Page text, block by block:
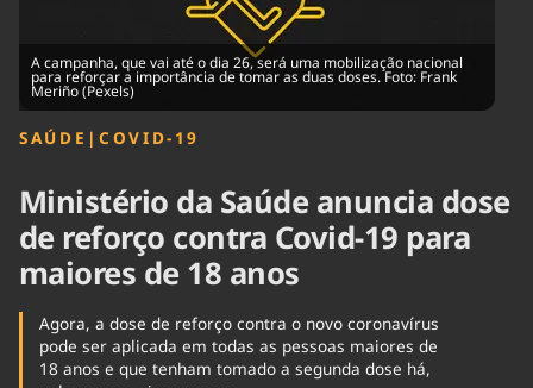
A campanha, que vai até o dia 26, será uma mobilização nacional
para reforçar a importância de tomar as duas doses. Foto: Frank
Meriño (Pexels)
SAÚDE | COVID-19
Ministério da Saúde anuncia dose
de reforço contra Covid-19 para
maiores de 18 anos
Agora, a dose de reforço contra o novo coronavírus
pode ser aplicada em todas as pessoas maiores de
18 anos e que tenham tomado a segunda dose há,